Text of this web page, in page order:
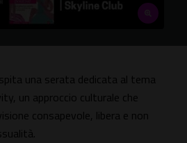
una serata dedicata al tema
un approccio culturale che
consapevole, libera e non